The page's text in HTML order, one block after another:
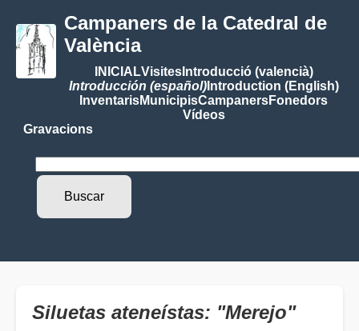
Campaners de la Catedral de
València
INICIALVisitesIntroducció (valencià)
Introducción (español)Introduction (English)
InventarisMunicipisCampanersFonedors
Vídeos
Gravacions
Siluetas ateneístas: "Merejo"